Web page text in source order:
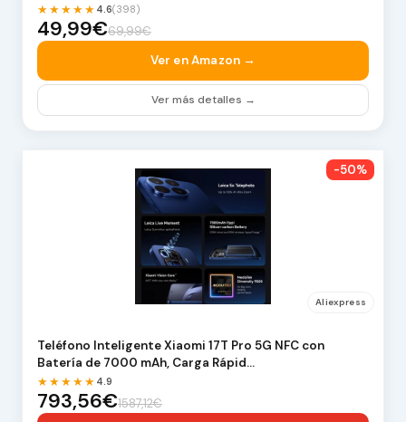
★★★★★ 4.6(398)
49,99€69,99€
Ver en Amazon →
Ver más detalles →
-50%
Aliexpress
Teléfono Inteligente Xiaomi 17T Pro 5G NFC con
Batería de 7000 mAh, Carga Rápid…
★★★★★ 4.9
793,56€1587,12€